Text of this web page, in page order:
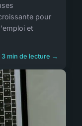
pour
et
3 min de lecture →